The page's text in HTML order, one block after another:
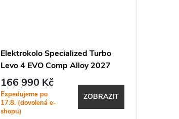
Elektrokolo Specialized Turbo
Levo 4 EVO Comp Alloy 2027
Gloss Desert Metallic / Metallic
Obsidian
166 990 Kč
Expedujeme po
17.8. (dovolená e-
shopu)
ZOBRAZIT